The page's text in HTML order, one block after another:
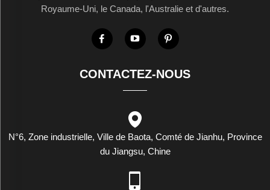
Royaume-Uni, le Canada, l'Australie et d'autres.
CONTACTEZ-NOUS
N°6, Zone industrielle, Ville de Baota, Comté de Jianhu, Province
du Jiangsu, Chine